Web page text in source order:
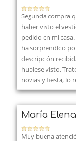
Segunda compra
haber visto el
pedido en mi
ha sorprendido
descripción
hubiese visto.
novias y fiesta, lo
María
Muy buena